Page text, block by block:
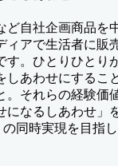
ど自社企画商品を
ィアで生活者に販
す。ひとりひとり
しあわせにするこ
。それらの経験価
になるしあわせ」
同時実現を目指